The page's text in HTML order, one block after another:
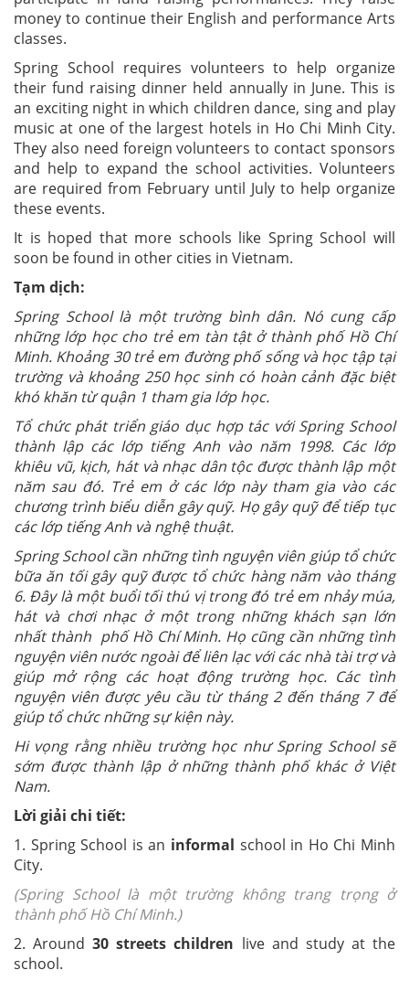
money to continue their English and performance Arts
classes.
Spring School requires volunteers to help organize
their fund raising dinner held annually in June. This is
an exciting night in which children dance, sing and play
music at one of the largest hotels in Ho Chi Minh City.
They also need foreign volunteers to contact sponsors
and help to expand the school activities. Volunteers
are required from February until July to help organize
these events.
It is hoped that more schools like Spring School will
soon be found in other cities in Vietnam.
Tạm dịch:
Spring School là một trường bình dân. Nó cung cấp
những lớp học cho trẻ em tàn tật ở thành phố Hồ Chí
Minh. Khoảng 30 trẻ em đường phố sống và học tập tại
trường và khoảng 250 học sinh có hoàn cảnh đặc biệt
khó khăn từ quận 1 tham gia lớp học.
Tổ chức phát triển giáo dục hợp tác với Spring School
thành lập các lớp tiếng Anh vào năm 1998. Các lớp
khiêu vũ, kịch, hát và nhạc dân tộc được thành lập một
năm sau đó. Trẻ em ở các lớp này tham gia vào các
chương trình biểu diễn gây quỹ. Họ gây quỹ để tiếp tục
các lớp tiếng Anh và nghệ thuật.
Spring School cần những tình nguyện viên giúp tổ chức
bữa ăn tối gây quỹ được tổ chức hàng năm vào tháng
6. Đây là một buổi tối thú vị trong đó trẻ em nhảy múa,
hát và chơi nhạc ở một trong những khách sạn lớn
nhất thành phố Hồ Chí Minh. Họ cũng cần những tình
nguyện viên nước ngoài để liên lạc với các nhà tài trợ và
giúp mở rộng các hoạt động trường học. Các tình
nguyện viên được yêu cầu từ tháng 2 đến tháng 7 để
giúp tổ chức những sự kiện này.
Hi vọng rằng nhiều trường học như Spring School sẽ
sớm được thành lập ở những thành phố khác ở Việt
Nam.
Lời giải chi tiết:
1. Spring School is an informal school in Ho Chi Minh
City.
(Spring School là một trường không trang trọng ở
thành phố Hồ Chí Minh.)
2. Around30 streets children live and study at the
school.